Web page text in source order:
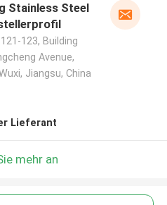
Stainless Steel
123, Building
Avenue,
Jiangsu, China
Lieferant
mehr an